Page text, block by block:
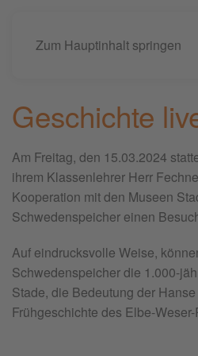
Zum Hauptinhalt springen
Geschichte
Am Freitag, den 15.03.2024
ihrem Klassenlehrer Herr
Kooperation mit den Museen
Schwedenspeicher einen
Auf eindrucksvolle Weise,
Schwedenspeicher die 1.000-
Stade, die Bedeutung der
Frühgeschichte des Elbe-